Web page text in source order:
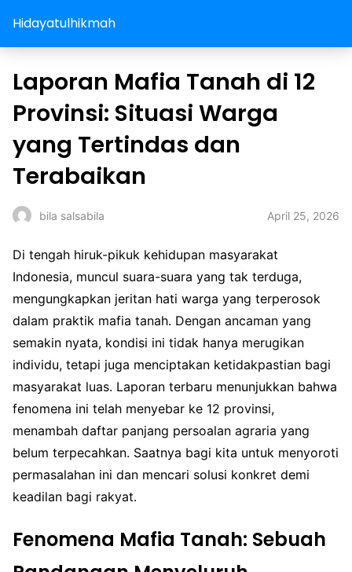
Hidayatulhikmah
Laporan Mafia Tanah di 12
Provinsi: Situasi Warga
yang Tertindas dan
Terabaikan
bila salsabila April 25, 2026
Di tengah hiruk-pikuk kehidupan masyarakat
Indonesia, muncul suara-suara yang tak terduga,
mengungkapkan jeritan hati warga yang terperosok
dalam praktik mafia tanah. Dengan ancaman yang
semakin nyata, kondisi ini tidak hanya merugikan
individu, tetapi juga menciptakan ketidakpastian bagi
masyarakat luas. Laporan terbaru menunjukkan bahwa
fenomena ini telah menyebar ke 12 provinsi,
menambah daftar panjang persoalan agraria yang
belum terpecahkan. Saatnya bagi kita untuk menyoroti
permasalahan ini dan mencari solusi konkret demi
keadilan bagi rakyat.
Fenomena Mafia Tanah: Sebuah